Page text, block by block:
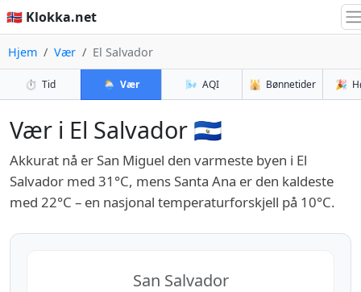
🇳🇴 Klokka.net
Hjem Vær El Salvador
⏱️ Tid 🌦️ Vær 🌬️ AQI 🕌 Bønnetider 🎉
Vær i El Salvador 🇸🇻
Akkurat nå er San Miguel den varmeste byen i El
Salvador med 31°C, mens Santa Ana er den kaldeste
med 22°C – en nasjonal temperaturforskjell på 10°C.
San Salvador